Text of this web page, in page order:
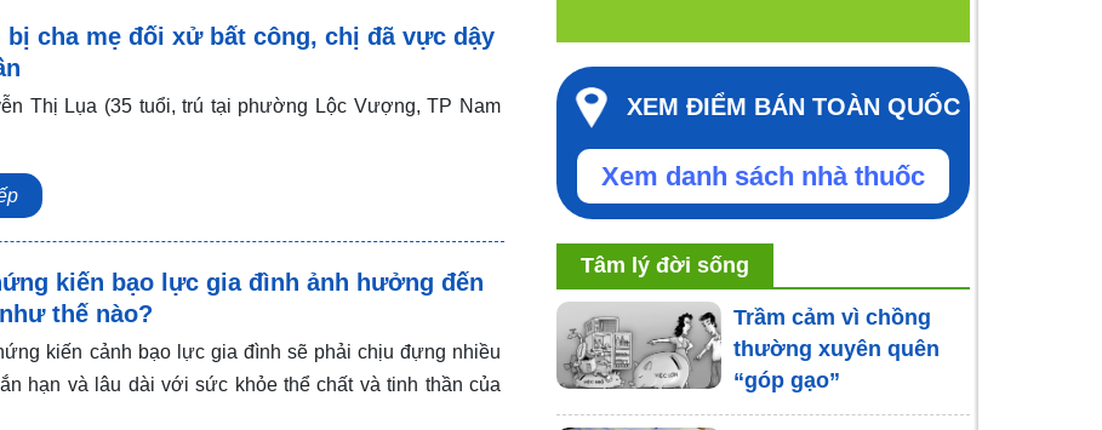
bị cha mẹ đối xử bất công, chị đã vực dậy
Thị Lụa (35 tuổi, trú tại phường Lộc Vượng, TP Nam
kiến bạo lực gia đình ảnh hưởng đến
thế nào?
kiến cảnh bạo lực gia đình sẽ phải chịu đựng nhiều
hạn và lâu dài với sức khỏe thể chất và tinh thần của
XEM ĐIỂM BÁN TOÀN QUỐC
Xem danh sách nhà thuốc
Tâm lý đời sống
Trầm cảm vì chồng
thường xuyên quên
“góp gạo”